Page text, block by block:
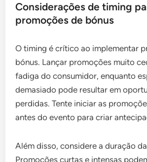
Considerações de timing
promoções de bónus
O timing é crítico ao implementar
bónus. Lançar promoções muito
fadiga do consumidor, enquanto
demasiado pode resultar em
perdidas. Tente iniciar as
antes do evento para criar
Além disso, considere a duração
Promoções curtas e intensas